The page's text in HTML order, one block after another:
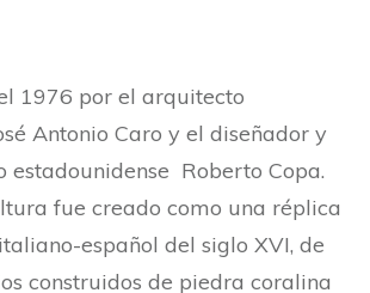
1976 por el arquitecto
Antonio Caro y el diseñador y
estadounidense Roberto Copa.
fue creado como una réplica
español del siglo XVI, de
construidos de piedra coralina